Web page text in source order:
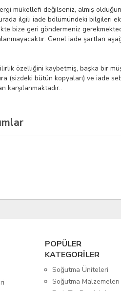
mükellefi değilseniz, almış
ilgili iade bölümündeki bilgileri
bize geri göndermeniz
Genel iade şartları
özelliğini kaybetmiş, başka bir
bütün kopyaları) ve iade
karşılanmaktadır..
POPÜLER
KATEGORİLER
Soğutma Üniteleri
Soğutma Malzemeleri